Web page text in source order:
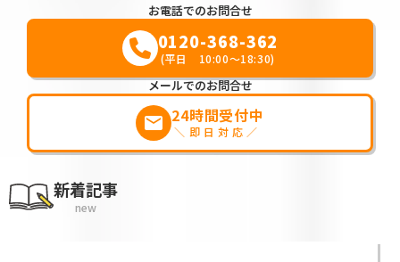
お電話でのお問合せ
0120-368-362
(平日 10:00～18:30)
メールでのお問合せ
markunread 24時間受付中
＼即日対応／
新着記事
new